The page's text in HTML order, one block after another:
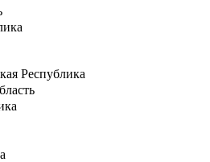
Республика